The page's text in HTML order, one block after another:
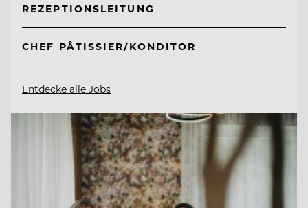
REZEPTIONSLEITUNG
CHEF PÂTISSIER/KONDITOR
Entdecke alle Jobs